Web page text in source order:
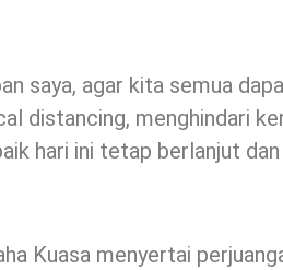
saya, agar kita semua
distancing, menghindari
hari ini tetap berlanjut
Kuasa menyertai